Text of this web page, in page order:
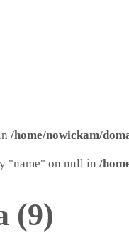
/home/nowickam/
"name" on null in /
(9)